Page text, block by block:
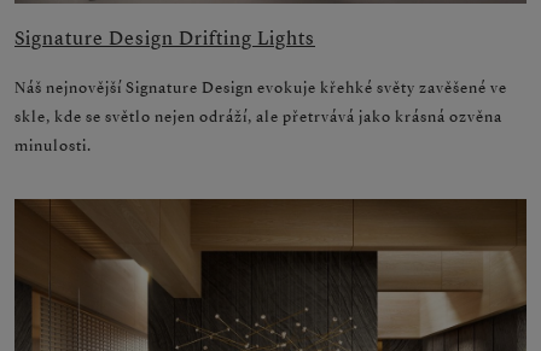
Signature Design Drifting Lights
Náš nejnovější Signature Design evokuje křehké světy zavěšené ve
skle, kde se světlo nejen odráží, ale přetrvává jako krásná ozvěna
minulosti.